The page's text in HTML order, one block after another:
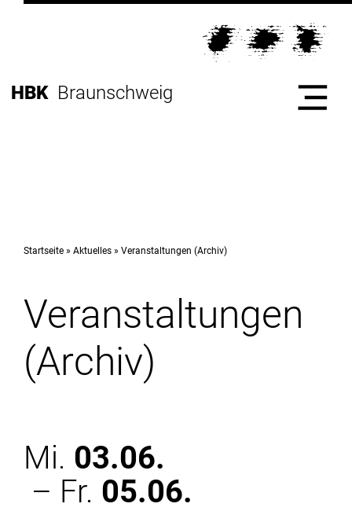
Inhalt
zur
Direkt
HBK Braunschweig
Hochschule
Studium
Institute
Infrastruktur
Startseite Aktuelles Veranstaltungen (Archiv)
Veranstaltungen
(Archiv)
Mi. 03.06.
– Fr. 05.06.